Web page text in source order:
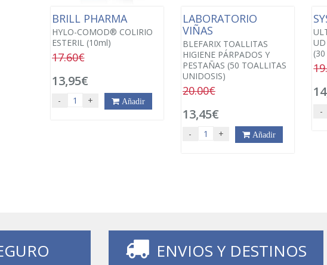
BRILL PHARMA
HYLO-COMOD® COLIRIO
ESTERIL (10ml)
17.60€
13,95€
- + Añadir
LABORATORIO
VIÑAS
BLEFARIX TOALLITAS
HIGIENE PÁRPADOS Y
PESTAÑAS (50 TOALLITAS
UNIDOSIS)
20.00€
13,45€
- + Añadir
-
ENVIOS Y DESTINOS